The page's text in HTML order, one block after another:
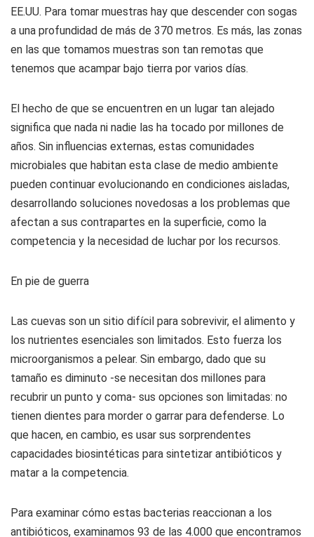
EE.UU. Para tomar muestras hay que descender con sogas
a una profundidad de más de 370 metros. Es más, las zonas
en las que tomamos muestras son tan remotas que
tenemos que acampar bajo tierra por varios días.
El hecho de que se encuentren en un lugar tan alejado
significa que nada ni nadie las ha tocado por millones de
años. Sin influencias externas, estas comunidades
microbiales que habitan esta clase de medio ambiente
pueden continuar evolucionando en condiciones aisladas,
desarrollando soluciones novedosas a los problemas que
afectan a sus contrapartes en la superficie, como la
competencia y la necesidad de luchar por los recursos.
En pie de guerra
Las cuevas son un sitio difícil para sobrevivir, el alimento y
los nutrientes esenciales son limitados. Esto fuerza los
microorganismos a pelear. Sin embargo, dado que su
tamaño es diminuto -se necesitan dos millones para
recubrir un punto y coma- sus opciones son limitadas: no
tienen dientes para morder o garrar para defenderse. Lo
que hacen, en cambio, es usar sus sorprendentes
capacidades biosintéticas para sintetizar antibióticos y
matar a la competencia.
Para examinar cómo estas bacterias reaccionan a los
antibióticos, examinamos 93 de las 4.000 que encontramos